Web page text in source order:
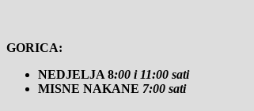
GORICA:
NEDJELJA 8:00 i 11:00 sati
MISNE NAKANE 7:00 sati